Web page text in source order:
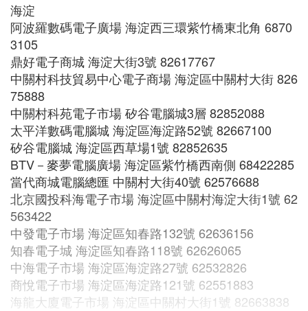
海淀
阿波羅數碼電子廣場 海淀西三環紫竹橋東北角 6870
3105
鼎好電子商城 海淀大街3號 82617767
中關村科技貿易中心電子商場 海淀區中關村大街 826
75888
中關村科苑電子市場 矽谷電腦城3層 82852088
太平洋數碼電腦城 海淀區海淀路52號 82667100
矽谷電腦城 海淀區西草場1號 82852635
BTV－麥夢電腦廣場 海淀區紫竹橋西南側 68422285
當代商城電腦總匯 中關村大街40號 62576688
北京國投科海電子市場 海淀區中關村海淀大街1號 62
563422
中發電子市場 海淀區知春路132號 62636156
知春電子城 海淀區知春路118號 62626065
中海電子市場 海淀區海淀路27號 62532826
商悅電子市場 海淀區海淀路121號 62551883
海龍大廈電子市場 海淀區中關村大街1號 82663838